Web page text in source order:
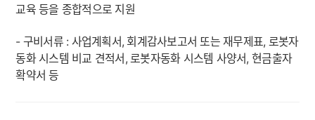
교육 등을 종합적으로 지원
- 구비서류 : 사업계획서, 회계감사보고서 또는 재무제표, 로봇자
동화 시스템 비교 견적서, 로봇자동화 시스템 사양서, 현금출자
확약서 등